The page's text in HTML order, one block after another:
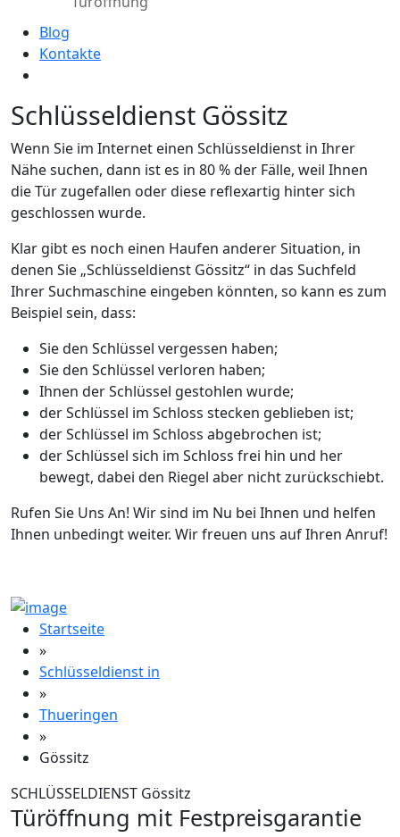
Blog
Kontakte
Schlüsseldienst Gössitz
Wenn Sie im Internet einen Schlüsseldienst in Ihrer
Nähe suchen, dann ist es in 80 % der Fälle, weil Ihnen
die Tür zugefallen oder diese reflexartig hinter sich
geschlossen wurde.
Klar gibt es noch einen Haufen anderer Situation, in
denen Sie „Schlüsseldienst Gössitz“ in das Suchfeld
Ihrer Suchmaschine eingeben könnten, so kann es zum
Beispiel sein, dass:
Sie den Schlüssel vergessen haben;
Sie den Schlüssel verloren haben;
Ihnen der Schlüssel gestohlen wurde;
der Schlüssel im Schloss stecken geblieben ist;
der Schlüssel im Schloss abgebrochen ist;
der Schlüssel sich im Schloss frei hin und her
bewegt, dabei den Riegel aber nicht zurückschiebt.
Rufen Sie Uns An! Wir sind im Nu bei Ihnen und helfen
Ihnen unbedingt weiter. Wir freuen uns auf Ihren Anruf!
Startseite
»
Schlüsseldienst in
»
Thueringen
»
Gössitz
SCHLÜSSELDIENST Gössitz
Türöffnung mit Festpreisgarantie